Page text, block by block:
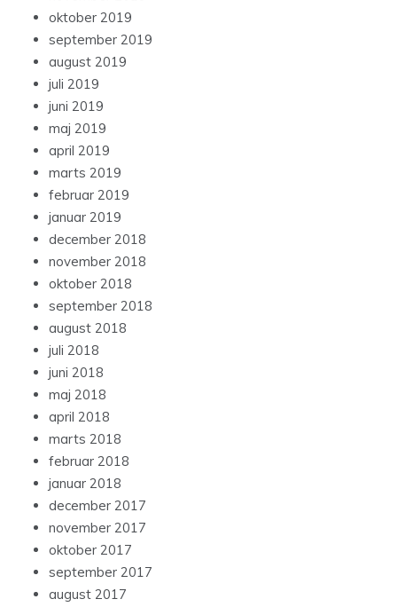
oktober 2019
september 2019
august 2019
juli 2019
juni 2019
maj 2019
april 2019
marts 2019
februar 2019
januar 2019
december 2018
november 2018
oktober 2018
september 2018
august 2018
juli 2018
juni 2018
maj 2018
april 2018
marts 2018
februar 2018
januar 2018
december 2017
november 2017
oktober 2017
september 2017
august 2017